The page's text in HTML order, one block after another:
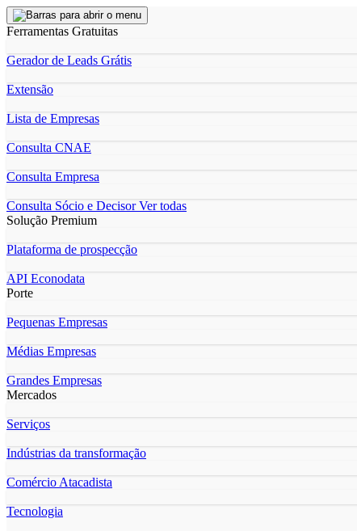
Ferramentas Gratuitas
Gerador de Leads Grátis
Extensão
Lista de Empresas
Consulta CNAE
Consulta Empresa
Consulta Sócio e DecisorVer todas
Solução Premium
Plataforma de prospecção
API Econodata
Porte
Pequenas Empresas
Médias Empresas
Grandes Empresas
Mercados
Serviços
Indústrias da transformação
Comércio Atacadista
Tecnologia